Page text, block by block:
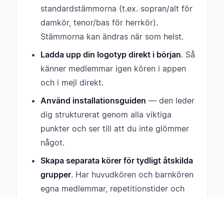
standardstämmorna (t.ex. sopran/alt för
damkör, tenor/bas för herrkör).
Stämmorna kan ändras när som helst.
Ladda upp din logotyp direkt i början. Så
känner medlemmar igen kören i appen
och i mejl direkt.
Använd installationsguiden — den leder
dig strukturerat genom alla viktiga
punkter och ser till att du inte glömmer
något.
Skapa separata körer för tydligt åtskilda
grupper. Har huvudkören och barnkören
egna medlemmar, repetitionstider och